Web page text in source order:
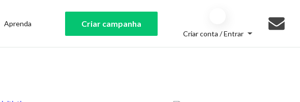
Aprenda Criar campanha
Criar conta / Entrar